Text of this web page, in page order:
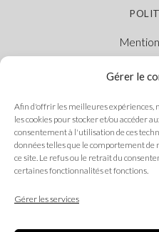
Gérer le
Afin d'offrir les meilleures expériences,
les cookies pour stocker et/ou accéder
consentement à l'utilisation de ces
données telles que le comportement
ce site. Le refus ou le retrait du
certaines fonctionnalités et fonctions.
Gérer les services
Canal